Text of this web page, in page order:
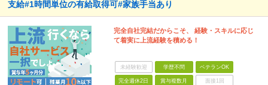
支給#1時間単位の有給取得可#家族手当あり
完全自社完結だからこそ、 経験・スキルに応じ
て着実に上流経験を積める！
未経験歓迎 学歴不問 ベテランOK
完全週休2日 賞与複数月 面接1回